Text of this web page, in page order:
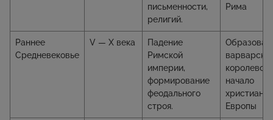
письменности,
религий.
Рима
Раннее
Средневековье
V — X века
Падение
Римской
империи,
формирование
феодального
строя.
начало
Европы